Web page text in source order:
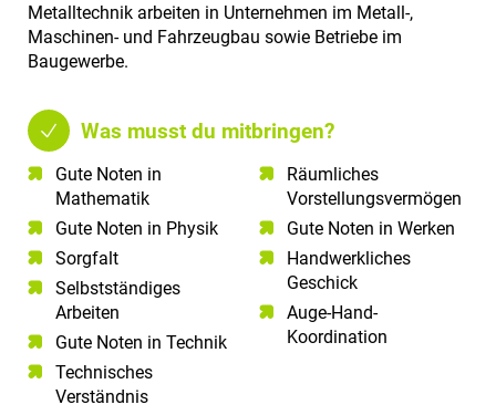
Metalltechnik arbeiten in Unternehmen im Metall-,
Maschinen- und Fahrzeugbau sowie Betriebe im
Baugewerbe.
Was musst du mitbringen?
Gute Noten in
Mathematik​
Gute Noten in Physik​
Sorgfalt​
Selbstständiges
Arbeiten​
Gute Noten in Technik​
Technisches
Verständnis​
Räumliches
Vorstellungsvermögen​
Gute Noten in Werken
Handwerkliches
Geschick
Auge-Hand-
Koordination